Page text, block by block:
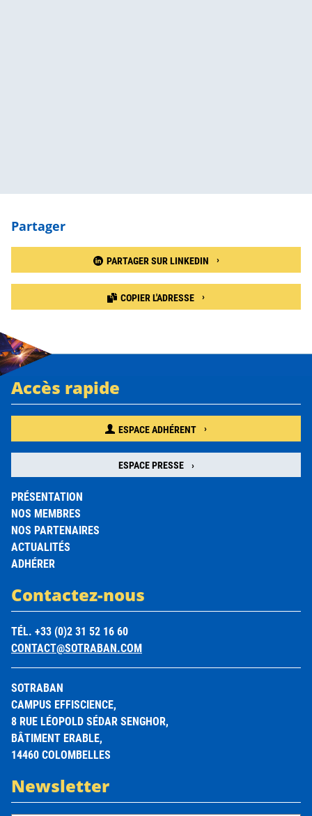
Partager
PARTAGER SUR LINKEDIN
COPIER L'ADRESSE
Accès rapide
ESPACE ADHÉRENT
ESPACE PRESSE
PRÉSENTATION
NOS MEMBRES
NOS PARTENAIRES
ACTUALITÉS
ADHÉRER
Contactez-nous
TÉL. +33 (0)2 31 52 16 60
CONTACT@SOTRABAN.COM
SOTRABAN
CAMPUS EFFISCIENCE,
8 RUE LÉOPOLD SÉDAR SENGHOR,
BÂTIMENT ERABLE,
14460 COLOMBELLES
Newsletter